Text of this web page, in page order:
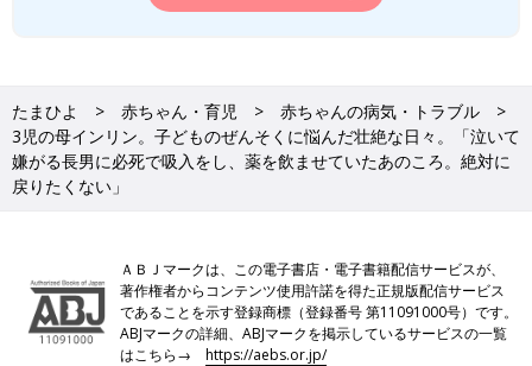
たまひよ 赤ちゃん・育児
赤ちゃんの病気・トラブル
3児の母インリン。子どものぜんそくに悩んだ壮絶な日々。「泣いて
嫌がる長男に必死で吸入をし、薬を飲ませていたあのころ。絶対に
戻りたくない」
ＡＢＪマークは、この電子書店・電子書籍配信サービスが、
著作権者からコンテンツ使用許諾を得た正規版配信サービス
であることを示す登録商標（登録番号 第11091000号）です。
ABJマークの詳細、ABJマークを掲示しているサービスの一覧
はこちら→https://aebs.or.jp/